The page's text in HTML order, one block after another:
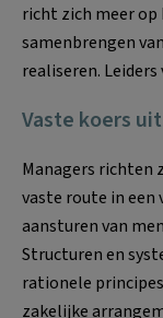
richt zich meer
samenbrengen
realiseren.
Vaste koers
Managers richten
vaste route in een
aansturen van
Structuren en
rationele
zakelijke